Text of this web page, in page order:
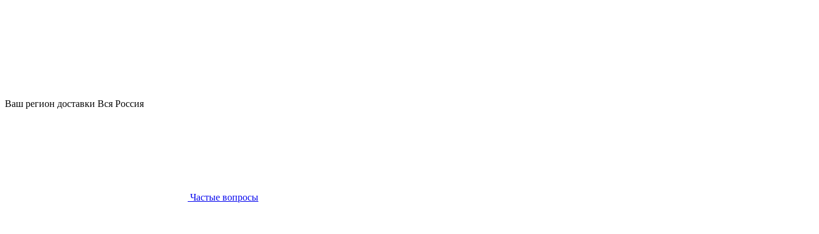
Ваш регион доставки Вся Россия
Частые вопросы